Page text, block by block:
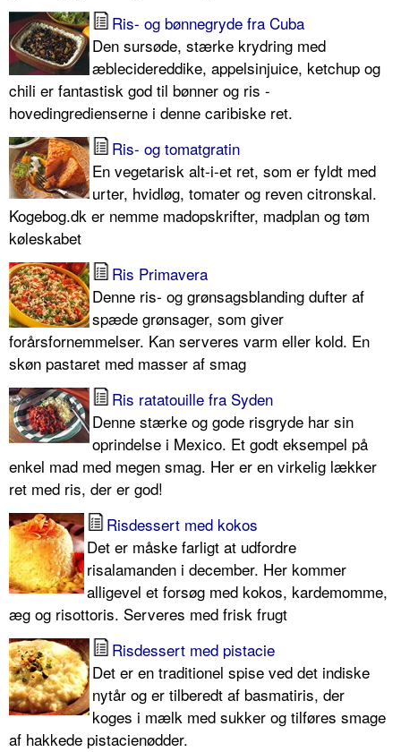
Ris- og bønnegryde fra Cuba
Den sursøde, stærke krydring med
æblecidereddike, appelsinjuice, ketchup og
chili er fantastisk god til bønner og ris -
hovedingredienserne i denne caribiske ret.
Ris- og tomatgratin
En vegetarisk alt-i-et ret, som er fyldt med
urter, hvidløg, tomater og reven citronskal.
Kogebog.dk er nemme madopskrifter, madplan og tøm
køleskabet
Ris Primavera
Denne ris- og grønsagsblanding dufter af
spæde grønsager, som giver
forårsfornemmelser. Kan serveres varm eller kold. En
skøn pastaret med masser af smag
Ris ratatouille fra Syden
Denne stærke og gode risgryde har sin
oprindelse i Mexico. Et godt eksempel på
enkel mad med megen smag. Her er en virkelig lækker
ret med ris, der er god!
Risdessert med kokos
Det er måske farligt at udfordre
risalamanden i december. Her kommer
alligevel et forsøg med kokos, kardemomme,
æg og risottoris. Serveres med frisk frugt
Risdessert med pistacie
Det er en traditionel spise ved det indiske
nytår og er tilberedt af basmatiris, der
koges i mælk med sukker og tilføres smage
af hakkede pistacienødder.